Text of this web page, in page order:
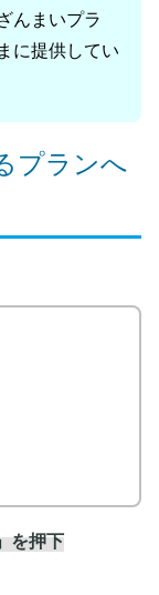
んまいプラ
に提供してい
プランへ
を押下